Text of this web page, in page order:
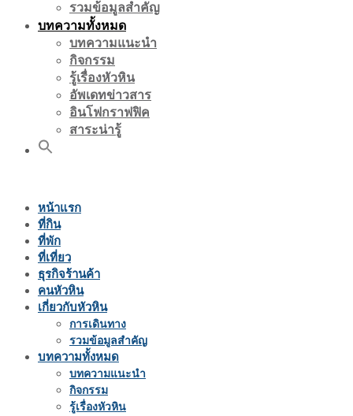
รวมข้อมูลสำคัญ
บทความทั้งหมด
บทความแนะนำ
กิจกรรม
รู้เรื่องหัวหิน
อัพเดทข่าวสาร
อินโฟกราฟฟิค
สาระน่ารู้
หน้าแรก
ที่กิน
ที่พัก
ที่เที่ยว
ธุรกิจร้านค้า
คนหัวหิน
เกี่ยวกับหัวหิน
การเดินทาง
รวมข้อมูลสำคัญ
บทความทั้งหมด
บทความแนะนำ
กิจกรรม
รู้เรื่องหัวหิน